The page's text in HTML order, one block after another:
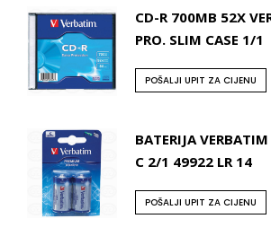
CD-R 700MB 52X
PRO. SLIM CASE 1/1
POŠALJI UPIT ZA CIJENU
BATERIJA
C 2/1 49922 LR 14
POŠALJI UPIT ZA CIJENU